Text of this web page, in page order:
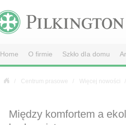
Home O firmie Szkło dla domu
Centrum prasowe Więcej nowości
Między komfortem a